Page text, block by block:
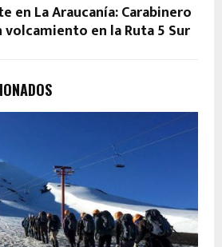
en La Araucanía: Carabinero
en la Ruta 5 Sur